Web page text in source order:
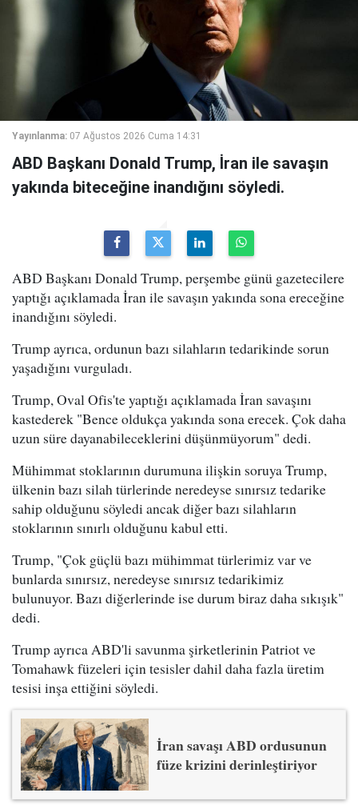
Yayınlanma: 07 Ağustos 2026 Cuma 14:31
ABD Başkanı Donald Trump, İran ile savaşın
yakında biteceğine inandığını söyledi.
ABD Başkanı Donald Trump, perşembe günü gazetecilere
yaptığı açıklamada İran ile savaşın yakında sona ereceğine
inandığını söyledi.
Trump ayrıca, ordunun bazı silahların tedarikinde sorun
yaşadığını vurguladı.
Trump, Oval Ofis'te yaptığı açıklamada İran savaşını
kastederek "Bence oldukça yakında sona erecek. Çok daha
uzun süre dayanabileceklerini düşünmüyorum" dedi.
Mühimmat stoklarının durumuna ilişkin soruya Trump,
ülkenin bazı silah türlerinde neredeyse sınırsız tedarike
sahip olduğunu söyledi ancak diğer bazı silahların
stoklarının sınırlı olduğunu kabul etti.
Trump, "Çok güçlü bazı mühimmat türlerimiz var ve
bunlarda sınırsız, neredeyse sınırsız tedarikimiz
bulunuyor. Bazı diğerlerinde ise durum biraz daha sıkışık"
dedi.
Trump ayrıca ABD'li savunma şirketlerinin Patriot ve
Tomahawk füzeleri için tesisler dahil daha fazla üretim
tesisi inşa ettiğini söyledi.
İran savaşı ABD ordusunun
füze krizini derinleştiriyor